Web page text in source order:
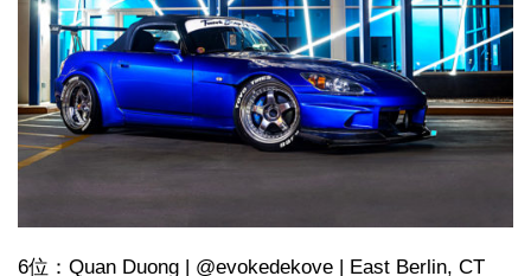
6位：Quan Duong | @evokedekove | East Berlin, CT